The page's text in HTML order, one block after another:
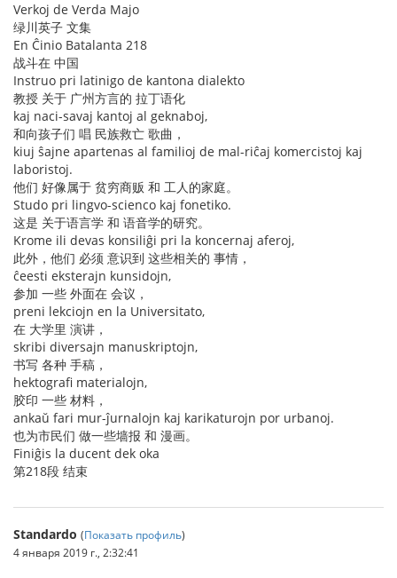
Verkoj de Verda Majo
绿川英子 文集
En Ĉinio Batalanta 218
战斗在 中国
Instruo pri latinigo de kantona dialekto
教授 关于 广州方言的 拉丁语化
kaj naci-savaj kantoj al geknaboj,
和向孩子们 唱 民族救亡 歌曲，
kiuj ŝajne apartenas al familioj de mal-riĉaj komercistoj kaj
laboristoj.
他们 好像属于 贫穷商贩 和 工人的家庭。
Studo pri lingvo-scienco kaj fonetiko.
这是 关于语言学 和 语音学的研究。
Krome ili devas konsiliĝi pri la koncernaj aferoj,
此外，他们 必须 意识到 这些相关的 事情，
ĉeesti eksterajn kunsidojn,
参加 一些 外面在 会议，
preni lekciojn en la Universitato,
在 大学里 演讲，
skribi diversajn manuskriptojn,
书写 各种 手稿，
hektografi materialojn,
胶印 一些 材料，
ankaŭ fari mur-ĵurnalojn kaj karikaturojn por urbanoj.
也为市民们 做一些墙报 和 漫画。
Finiĝis la ducent dek oka
第218段 结束
Standardo (Показать профиль)
4 января 2019 г., 2:32:41